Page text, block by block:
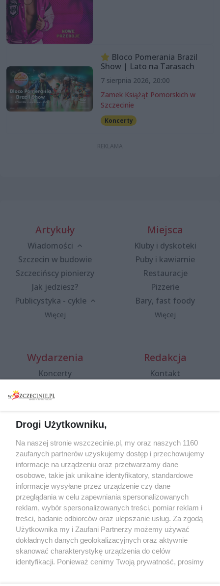
Bloco Pomerania Brazil
Show | Lato na Tarasach
7 sierpnia 2026, 20:00
Zamek Książąt Pomorskich w
Szczecinie
Koncerty
Artykuły
Wiadomości
Szczecin w budowie
Szczecińscy pionierzy
Jak jedziesz?
Publicystyka - cykle
Więcej
Miejsca
Kluby i dyskoteki
Puby i kawiarnie
Restauracje
Pizzerie
Bary, fast foody
Więcej
Wydarzenia
Koncerty
Spacery i oprowadzania
targi
Wernisaże
Więcej
Redakcja
Kontakt
Specjalny koncert z okazji
20. urodzin portalu
wSzczecinie.pl
Regulamin konkursów
śniadaniówka "Hej
Szczecin! Jest piątek!"
Partnerzy
Praca Szczecin
Drogi Użytkowniku,
Na naszej stronie wszczecinie.pl, my oraz naszych 1160
zaufanych partnerów uzyskujemy dostęp i przechowujemy
informacje na urządzeniu oraz przetwarzamy dane
osobowe, takie jak unikalne identyfikatory, standardowe
informacje wysyłane przez urządzenie czy dane
przeglądania w celu zapewniania spersonalizowanych
reklam, wybór spersonalizowanych treści, pomiar reklam i
treści, badanie odbiorców oraz ulepszanie usług. Za zgodą
Użytkownika my i Zaufani Partnerzy możemy używać
dokładnych danych geolokalizacyjnych oraz aktywnie
skanować charakterystykę urządzenia do celów
identyfikacji. Ponieważ cenimy Twoją prywatność, prosimy